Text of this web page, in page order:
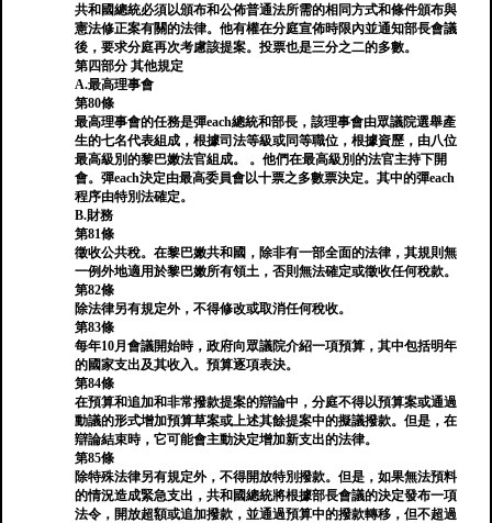
共和國總統必須以頒布和公佈普通法所需的相同方式和條件頒布與
憲法修正案有關的法律。他有權在分庭宣佈時限內並通知部長會議
後，要求分庭再次考慮該提案。投票也是三分之二的多數。
第四部分 其他規定
A.最高理事會
第80條
最高理事會的任務是彈each總統和部長，該理事會由眾議院選舉產
生的七名代表組成，根據司法等級或同等職位，根據資歷，由八位
最高級別的黎巴嫩法官組成。 。他們在最高級別的法官主持下開
會。彈each決定由最高委員會以十票之多數票決定。其中的彈each
程序由特別法確定。
B.財務
第81條
徵收公共稅。在黎巴嫩共和國，除非有一部全面的法律，其規則無
一例外地適用於黎巴嫩所有領土，否則無法確定或徵收任何稅款。
第82條
除法律另有規定外，不得修改或取消任何稅收。
第83條
每年10月會議開始時，政府向眾議院介紹一項預算，其中包括明年
的國家支出及其收入。預算逐項表決。
第84條
在預算和追加和非常撥款提案的辯論中，分庭不得以預算案或通過
動議的形式增加預算草案或上述其餘提案中的擬議撥款。但是，在
辯論結束時，它可能會主動決定增加新支出的法律。
第85條
除特殊法律另有規定外，不得開放特別撥款。但是，如果無法預料
的情況造成緊急支出，共和國總統將根據部長會議的決定發布一項
法令，開放超額或追加撥款，並通過預算中的撥款轉移，但不超過